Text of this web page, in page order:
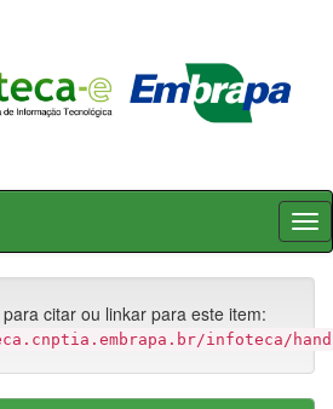
citar ou linkar para este item:
infoteca/